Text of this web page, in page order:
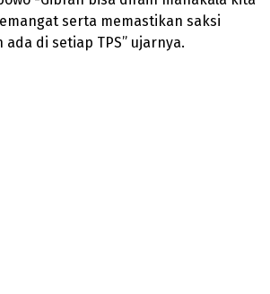
serta memastikan saksi
di setiap TPS” ujarnya.